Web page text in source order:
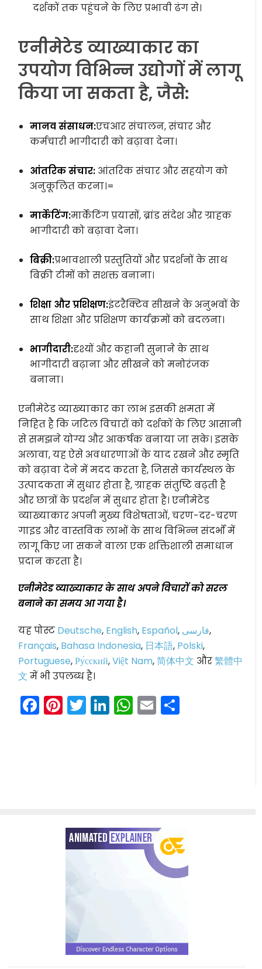
दर्शकों तक पहुंचने के लिए प्रभावी ढंग से।
एनीमेटेड व्याख्याकार का
उपयोग विभिन्न उद्योगों में लागू
किया जा सकता है, जैसे:
मानव संसाधन:एचआर संचालन, संचार और
कर्मचारी भागीदारी को बढ़ावा देना।
आंतरिक संचार: आंतरिक संचार और सहयोग को
अनुकूलित करना।=
मार्केटिंग:मार्केटिंग प्रयासों, ब्रांड संदेश और ग्राहक
भागीदारी को बढ़ावा देना।
बिक्री:प्रभावशाली प्रस्तुतियों और प्रदर्शनों के साथ
बिक्री टीमों को सशक्त बनाना।
शिक्षा और प्रशिक्षण:इंटरैक्टिव सीखने के अनुभवों के
साथ शिक्षा और प्रशिक्षण कार्यक्रमों को बदलना।
भागीदारी:दृश्यों और कहानी सुनाने के साथ
भागीदारी बढ़ाना और सीखने को मनोरंजक
बनाना।
एनीमेटेड व्याख्याकार का लाभ इसकी क्षमता में
निहित है कि जटिल विचारों को दर्शकों के लिए आसानी
से समझने योग्य और आकर्षक बनाया जा सके। इसके
अलावा, यह ऐसे अवधारणाओं के याद रखने और स्मृति
को बढ़ावा देने में मदद करता है, जिससे कार्यस्थल के
उत्पादकता में सुधार होता है, ग्राहक संतुष्टि बढ़ती है
और छात्रों के प्रदर्शन में सुधार होता है। एनीमेटेड
व्याख्याकार अपनी मुख्य विशेषताओं, चरण-दर-चरण
गाइड और वास्तविक लाभों के साथ विभिन्न संदर्भों में
लागू किए जा सकने वाला एक शक्तिशाली समाधान
प्रदान करता है।
एनीमेटेड व्याख्याकार के साथ अपने विचारों को सरल
बनाने का समय आ गया है।
यह पोस्ट Deutsche, English, Español, فارسی,
Français, Bahasa Indonesia, 日本語, Polski,
Portuguese,Ру́сский,Việt Nam,简体中文 और繁體中
文 में भी उपलब्ध है।
Facebook
Pinterest
Twitter
LinkedIn
WhatsApp
Email